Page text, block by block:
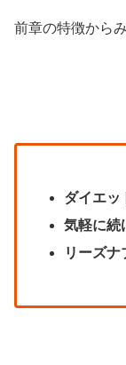
前章の特徴からみ
ダイエッ
気軽に続
リーズナ